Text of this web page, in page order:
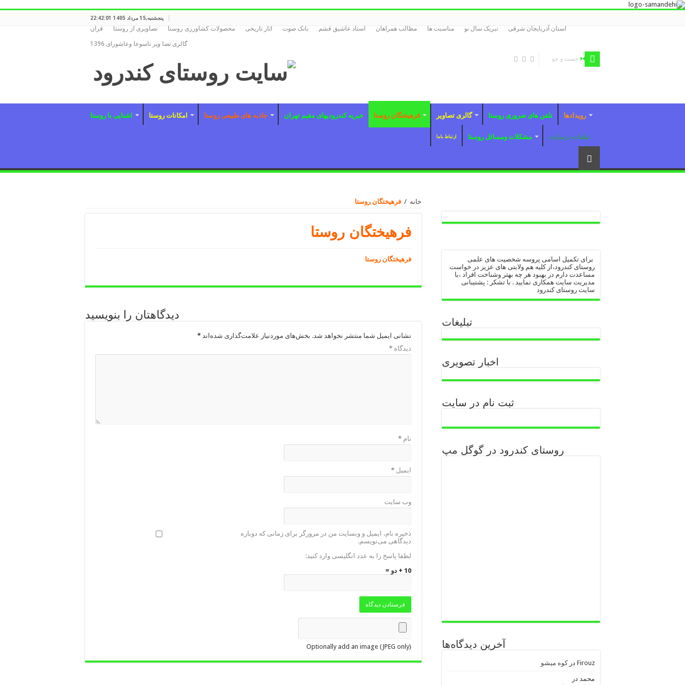
پنجشنبه,15 مرداد 1405 22:42:01
قران تصاویری از روستا محصولات کشاورزی روستا اثار تاریخی بانک صوت استاد عاشیق قشم مطالب همراهان مناسبت ها تبریک سال نو استان آذربایجان شرقی
گالری تصا ویر تاسوعا وعاشورای 1396
اشنایی با روستا امکانات روستا جاذبه های طبیعی روستا خیریه کندرودیهای مقیم تهران فرهیختگان روستا گالری تصاویر تلفن های ضروری روستا رویدادها
ارتباط باما مشکلات ومسائل روستا تبلغات درسایت
خانه / فرهیختگان روستا
فرهیختگان روستا
فرهیختگان روستا
دیدگاهتان را بنویسید
نشانی ایمیل شما منتشر نخواهد شد. بخش‌های موردنیاز علامت‌گذاری شده‌اند *
دیدگاه *
نام *
ایمیل *
وب‌ سایت
ذخیره نام، ایمیل و وبسایت من در مرورگر برای زمانی که دوباره
دیدگاهی می‌نویسم.
لطفا پاسخ را به عدد انگلیسی وارد کنید:
10 + دو =
Optionally add an image (JPEG only)
برای تکمیل اسامی پروسه شخصیت های علمی
روستای کندرود،از کلیه هم ولایتی های عزیز در خواست
مساعدت دارم در بهبود هر چه بهتر وشناخت افراد ،با
مدیریت سایت همکاری نمایید . با تشکر : پشتیبانی
سایت روستای کندرود
تبلیغات
اخبار تصویری
ثبت نام در سایت
روستای کندرود در گوگل مپ
آخرین دیدگاه‌ها
Firouz درکوه میشو
محمد در